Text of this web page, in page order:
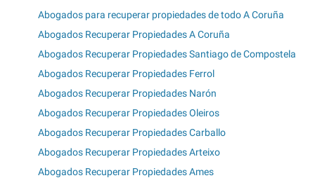
Abogados para recuperar propiedades de todo A Coruña
Abogados Recuperar Propiedades A Coruña
Abogados Recuperar Propiedades Santiago de Compostela
Abogados Recuperar Propiedades Ferrol
Abogados Recuperar Propiedades Narón
Abogados Recuperar Propiedades Oleiros
Abogados Recuperar Propiedades Carballo
Abogados Recuperar Propiedades Arteixo
Abogados Recuperar Propiedades Ames